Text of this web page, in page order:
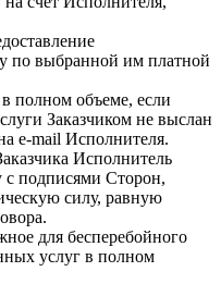
по выбранной им платной
полном объеме, если
Заказчиком не выслан
e-mail Исполнителя.
Исполнитель
с подписями Сторон,
силу, равную
для бесперебойного
услуг в полном